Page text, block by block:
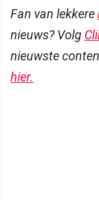
Fan van lekkere
nieuws? Volg
nieuwste
hier.